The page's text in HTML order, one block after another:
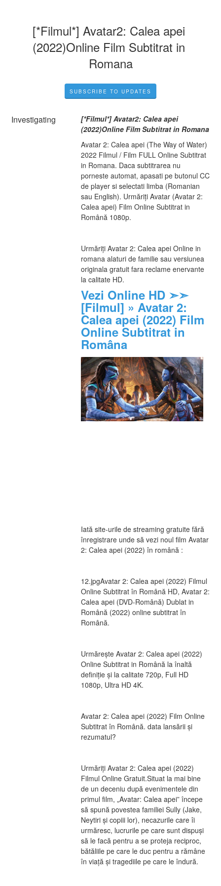
[*Filmul*] Avatar2: Calea apei
(2022)Online Film Subtitrat in
Romana
SUBSCRIBE TO UPDATES
Investigating
[*Filmul*] Avatar2: Calea apei
(2022)Online Film Subtitrat in Romana
Avatar 2: Calea apei (The Way of Water)
2022 Filmul / Film FULL Online Subtitrat
in Romana. Daca subtitrarea nu
porneste automat, apasati pe butonul CC
de player si selectati limba (Romanian
sau English). Urmăriți Avatar (Avatar 2:
Calea apei) Film Online Subtitrat in
Română 1080p.
Urmăriți Avatar 2: Calea apei Online in
romana alaturi de familie sau versiunea
originala gratuit fara reclame enervante
la calitate HD.
Vezi Online HD ➣➣
[Filmul] » Avatar 2:
Calea apei (2022) Film
Online Subtitrat in
Româna
Iată site-urile de streaming gratuite fără
înregistrare unde să vezi noul film Avatar
2: Calea apei (2022) în română :
12.jpgAvatar 2: Calea apei (2022) Filmul
Online Subtitrat în Română HD, Avatar 2:
Calea apei (DVD-Română) Dublat in
Română (2022) online subtitrat în
Română.
Urmărește Avatar 2: Calea apei (2022)
Online Subtitrat in Română la înaltă
definiție și la calitate 720p, Full HD
1080p, Ultra HD 4K.
Avatar 2: Calea apei (2022) Film Online
Subtitrat în Română. data lansării și
rezumatul?
Urmăriți Avatar 2: Calea apei (2022)
Filmul Online Gratuit.Situat la mai bine
de un deceniu după evenimentele din
primul film, „Avatar: Calea apei” începe
să spună povestea familiei Sully (Jake,
Neytiri și copiii lor), necazurile care îi
urmăresc, lucrurile pe care sunt dispuși
să le facă pentru a se proteja reciproc,
bătăliile pe care le duc pentru a rămâne
în viață și tragediile pe care le îndură.